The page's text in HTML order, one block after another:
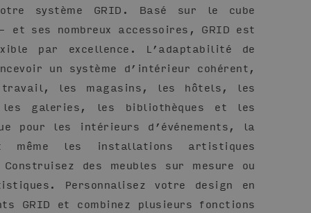
système GRID. Basé sur le cube
et ses nombreux accessoires, GRID est
par excellence. L’adaptabilité de
un système d’intérieur cohérent,
les magasins, les hôtels, les
galeries, les bibliothèques et les
pour les intérieurs d’événements, la
même les installations artistiques
des meubles sur mesure ou
Personnalisez votre design en
GRID et combinez plusieurs fonctions